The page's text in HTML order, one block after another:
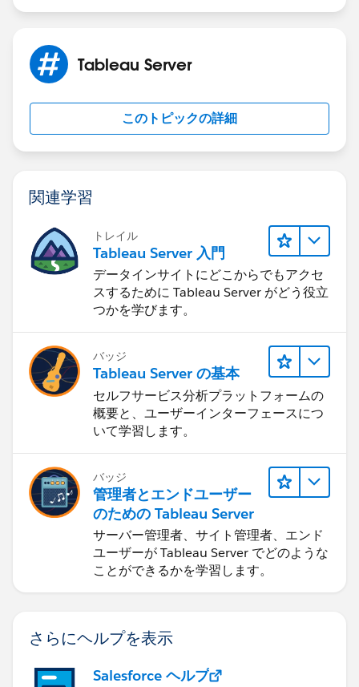
Tableau Server
このトピックの詳細
関連学習
トレイル
Tableau Server 入門
データインサイトにどこからでもアクセ
スするために Tableau Server がどう役立
つかを学びます。
バッジ
Tableau Server の基本
セルフサービス分析プラットフォームの
概要と、ユーザーインターフェースにつ
いて学習します。
バッジ
管理者とエンドユーザー
のための Tableau Server
サーバー管理者、サイト管理者、エンド
ユーザーが Tableau Server でどのような
ことができるかを学習します。
さらにヘルプを表示
Salesforce ヘルプ